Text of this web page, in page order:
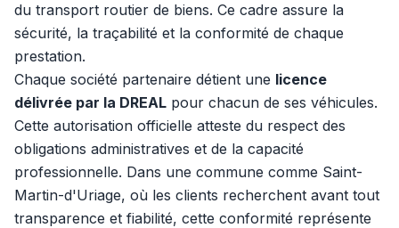
du transport routier de biens. Ce cadre assure la
sécurité, la traçabilité et la conformité de chaque
prestation.
Chaque société partenaire détient une licence
délivrée par la DREAL pour chacun de ses véhicules.
Cette autorisation officielle atteste du respect des
obligations administratives et de la capacité
professionnelle. Dans une commune comme Saint-
Martin-d'Uriage, où les clients recherchent avant tout
transparence et fiabilité, cette conformité représente